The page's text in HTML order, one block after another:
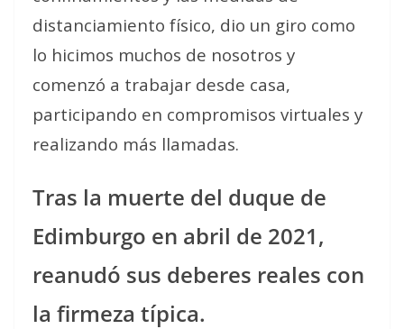
distanciamiento físico, dio un giro como
lo hicimos muchos de nosotros y
comenzó a trabajar desde casa,
participando en compromisos virtuales y
realizando más llamadas.
Tras la muerte del duque de
Edimburgo en abril de 2021,
reanudó sus deberes reales con
la firmeza típica.